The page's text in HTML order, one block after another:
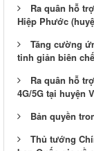
Ra quân hỗ
Hiệp Phước
Tăng cường
tinh giản biên chế
Ra quân hỗ
4G/5G tại huyện
Bản quyền
Thủ tướng